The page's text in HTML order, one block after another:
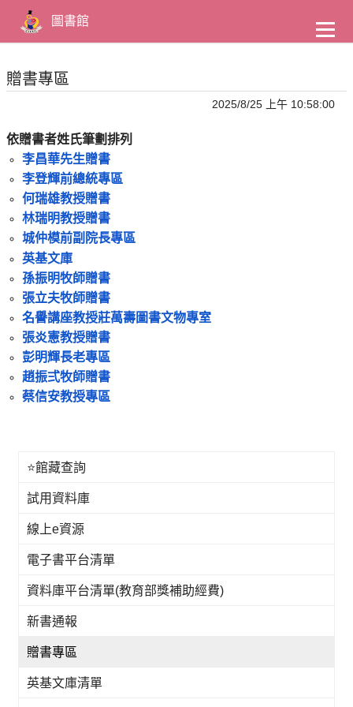
主
要
容
圖書館
贈書專區
2025/8/25 上午 10:58:00
依贈書者姓氏筆劃排列
李昌華先生贈書
李登輝前總統專區
何瑞雄教授贈書
林瑞明教授贈書
城仲模前副院長專區
英基文庫
孫振明牧師贈書
張立夫牧師贈書
名譽講座教授莊萬壽圖書文物專室
張炎憲教授贈書
彭明輝長老專區
趙振弍牧師贈書
蔡信安教授專區
⭐館藏查詢
試用資料庫
線上e資源
電子書平台清單
資料庫平台清單(教育部獎補助經費)
新書通報
贈書專區
英基文庫清單